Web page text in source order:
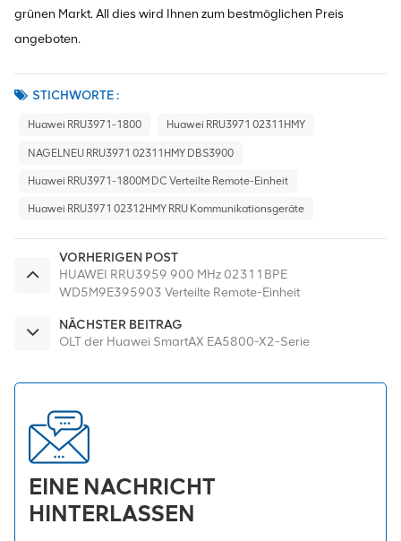
grünen Markt. All dies wird Ihnen zum bestmöglichen Preis
angeboten.
STICHWORTE :
Huawei RRU3971-1800 Huawei RRU3971 02311HMY
NAGELNEU RRU3971 02311HMY DBS3900
Huawei RRU3971-1800M DC Verteilte Remote-Einheit
Huawei RRU3971 02312HMY RRU Kommunikationsgeräte
VORHERIGEN POST
HUAWEI RRU3959 900 MHz 02311BPE
WD5M9E395903 Verteilte Remote-Einheit
NÄCHSTER BEITRAG
OLT der Huawei SmartAX EA5800-X2-Serie
EINE NACHRICHT
HINTERLASSEN